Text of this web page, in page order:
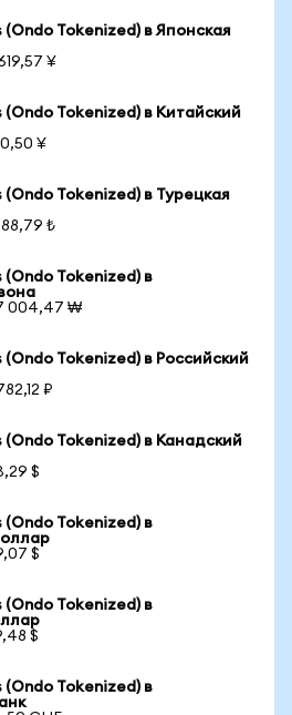
Tokenized) в Японская
¥
Tokenized) в Китайский
¥
Tokenized) в Турецкая
₺
Tokenized) в
004,47 ₩
Tokenized) в Российский
₽
Tokenized) в Канадский
$
Tokenized) в
$
Tokenized) в
$
Tokenized) в